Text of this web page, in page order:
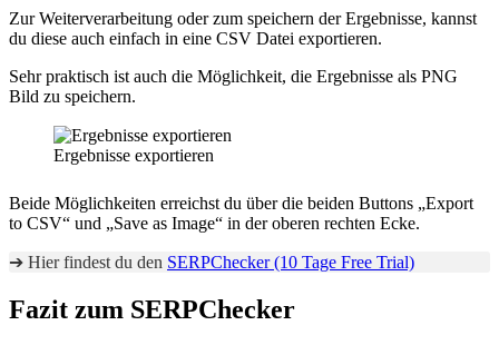
Zur Weiterverarbeitung oder zum speichern der Ergebnisse, kannst
du diese auch einfach in eine CSV Datei exportieren.
Sehr praktisch ist auch die Möglichkeit, die Ergebnisse als PNG
Bild zu speichern.
Ergebnisse exportieren
Beide Möglichkeiten erreichst du über die beiden Buttons „Export
to CSV“ und „Save as Image“ in der oberen rechten Ecke.
➔ Hier findest du den SERPChecker (10 Tage Free Trial)
Fazit zum SERPChecker